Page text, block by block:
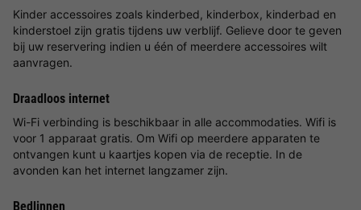
Kinder accessoires zoals kinderbed, kinderbox, kinderbad en
kinderstoel zijn gratis tijdens uw verblijf. Gelieve door te geven
bij uw reservering indien u één of meerdere accessoires wilt
aanvragen.
Draadloos internet
Wi-Fi verbinding is beschikbaar in alle accommodaties. Wifi is
voor 1 apparaat gratis. Om Wifi op meerdere apparaten te
ontvangen kunt u kaartjes kopen via de receptie. In de
avonden kan het internet langzamer zijn.
Bedlinnen